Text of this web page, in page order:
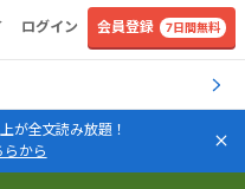
ログイン 会員登録 7日間無料
が全文読み放題！
らから